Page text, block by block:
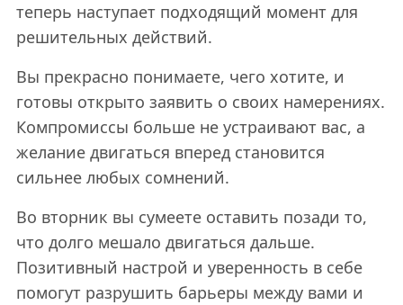
теперь наступает подходящий момент для
решительных действий.
Вы прекрасно понимаете, чего хотите, и
готовы открыто заявить о своих намерениях.
Компромиссы больше не устраивают вас, а
желание двигаться вперед становится
сильнее любых сомнений.
Во вторник вы сумеете оставить позади то,
что долго мешало двигаться дальше.
Позитивный настрой и уверенность в себе
помогут разрушить барьеры между вами и